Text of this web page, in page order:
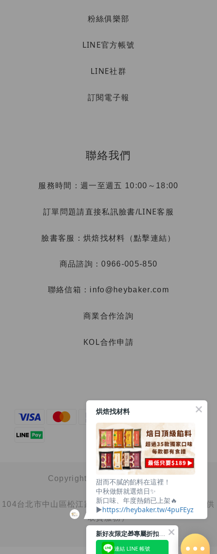
粉絲俱樂部
LINE官方帳號
LINE社群
訂閱電子報
聯絡我們
服務時間：週一至週五 10:00～18:00
訂單問題請直接私訊臉書/LINE客服
臉書客服： 烘焙找材料（點擊連結）
商品諮詢：0966-005-850
聯絡信箱：info@heybaker.com
商業合作洽詢
KOL合作申請
Copyright© 2025 心果有限公司
104台北市中山區松江路100巷14號1樓（非店面，不提供
取貨服務）
烘焙找材料
甜而不膩的餡料在這裡！
中秋做餅就選焙日✨
新口味、年度熱銷已上架🔥
▶︎https://heybaker.tw/4puFEyz
新好友限定🎁專屬折扣馬上領
連結 LINE 帳號